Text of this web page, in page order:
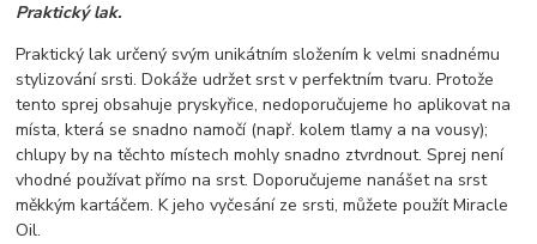
Praktický lak.
Praktický lak určený svým unikátním složením k velmi snadnému
stylizování srsti. Dokáže udržet srst v perfektním tvaru. Protože
tento sprej obsahuje pryskyřice, nedoporučujeme ho aplikovat na
místa, která se snadno namočí (např. kolem tlamy a na vousy);
chlupy by na těchto místech mohly snadno ztvrdnout. Sprej není
vhodné používat přímo na srst. Doporučujeme nanášet na srst
měkkým kartáčem. K jeho vyčesání ze srsti, můžete použít Miracle
Oil.